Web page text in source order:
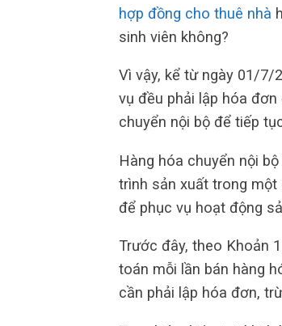
hợp đồng cho thuê nhà
sinh viên không?
Vì vậy, kể từ ngày 01/7/
vụ đều phải lập hóa
chuyển nội bộ để tiếp
Hàng hóa chuyển nội
trình sản xuất trong
để phục vụ hoạt động
Trước đây, theo Khoản
toán mỗi lần bán hàng
cần phải lập hóa đơn,